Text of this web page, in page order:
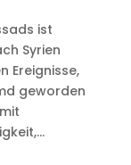
ist
Syrien
Ereignisse,
geworden